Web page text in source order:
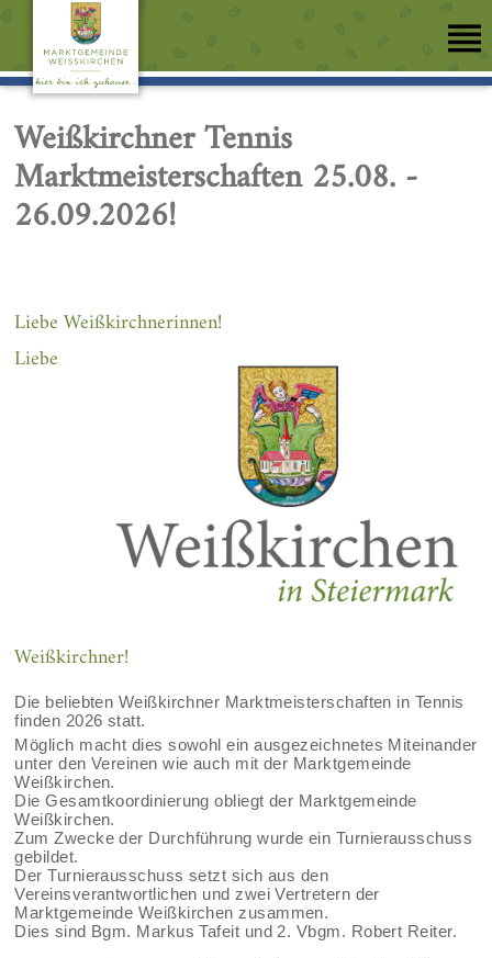
Weißkirchner Tennis
Marktmeisterschaften 25.08. -
26.09.2026!
Liebe Weißkirchnerinnen!
Liebe
Weißkirchner!
Die beliebten Weißkirchner Marktmeisterschaften in Tennis
finden 2026 statt.
Möglich macht dies sowohl ein ausgezeichnetes Miteinander
unter den Vereinen wie auch mit der Marktgemeinde
Weißkirchen.
Die Gesamtkoordinierung obliegt der Marktgemeinde
Weißkirchen.
Zum Zwecke der Durchführung wurde ein Turnierausschuss
gebildet.
Der Turnierausschuss setzt sich aus den
Vereinsverantwortlichen und zwei Vertretern der
Marktgemeinde Weißkirchen zusammen.
Dies sind Bgm. Markus Tafeit und 2. Vbgm. Robert Reiter.